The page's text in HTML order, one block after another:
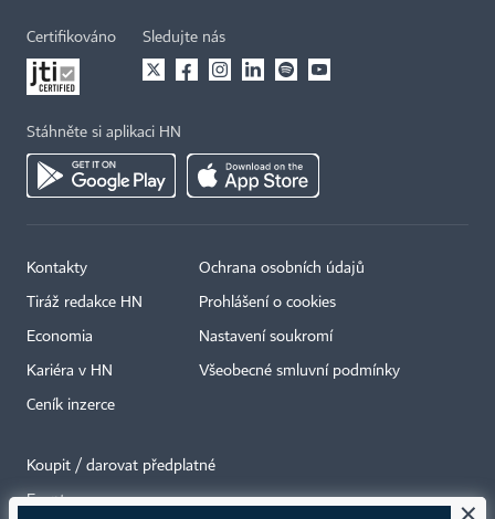
Certifikováno Sledujte nás
Stáhněte si aplikaci HN
Kontakty
Tiráž redakce HN
Economia
Kariéra v HN
Ceník inzerce
Ochrana osobních údajů
Prohlášení o cookies
Nastavení soukromí
Všeobecné smluvní podmínky
Koupit / darovat předplatné
Eventy